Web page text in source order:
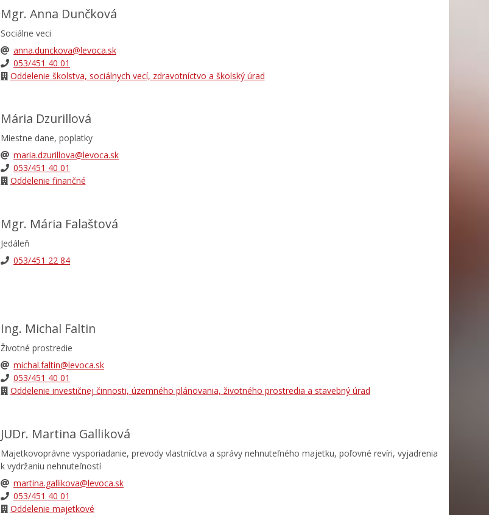
Mgr. Anna Dunčková
Sociálne veci
anna.dunckova@levoca.sk
053/451 40 01
Oddelenie školstva, sociálnych vecí, zdravotníctvo a školský úrad
Mária Dzurillová
Miestne dane, poplatky
maria.dzurillova@levoca.sk
053/451 40 01
Oddelenie finančné
Mgr. Mária Falaštová
Jedáleň
053/451 22 84
Ing. Michal Faltin
Životné prostredie
michal.faltin@levoca.sk
053/451 40 01
Oddelenie investičnej činnosti, územného plánovania, životného prostredia a stavebný úrad
JUDr. Martina Galliková
Majetkovoprávne vysporiadanie, prevody vlastníctva a správy nehnuteľného majetku, poľovné revíri, vyjadrenia
k vydržaniu nehnuteľností
martina.gallikova@levoca.sk
053/451 40 01
Oddelenie majetkové